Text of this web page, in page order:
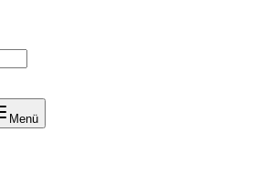
Menü